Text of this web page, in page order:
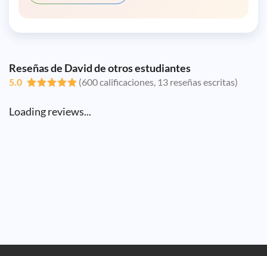
Reseñas de David de otros estudiantes
5.0 (600 calificaciones, 13 reseñas escritas)
Loading reviews...